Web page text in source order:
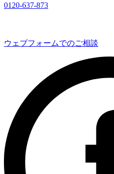
0120-637-873
ウェブフォームでのご相談